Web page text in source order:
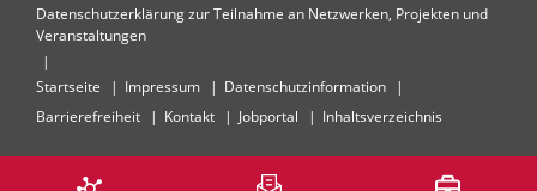
Datenschutzerklärung zur Teilnahme an Netzwerken, Projekten und
Veranstaltungen
Startseite Impressum
Datenschutzinformation
Barrierefreiheit
Kontakt Jobportal Inhaltsverzeichnis